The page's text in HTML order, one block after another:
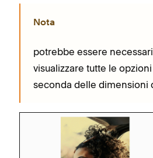
Nota
potrebbe essere
visualizzare tutte le
seconda delle dimensioni